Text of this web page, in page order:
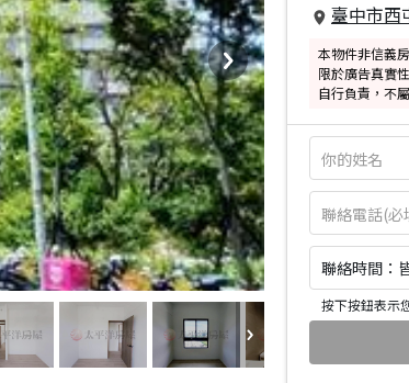
臺中市西
本物件非信義
限於廣告真實
自行負責，不
聯絡時間：
按下按鈕表示